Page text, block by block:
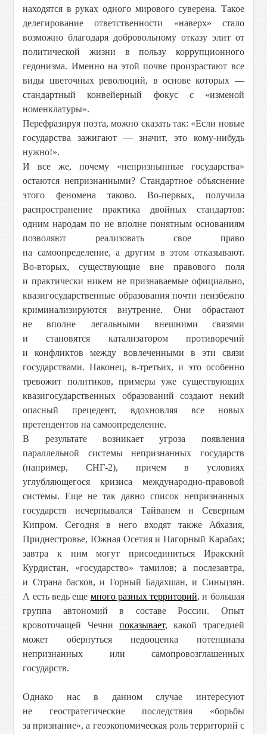
находятся в руках одного мирового суверена. Такое
делегирование ответственности «наверх» стало
возможно благодаря добровольному отказу элит от
политической жизни в пользу коррупционного
гедонизма. Именно на этой почве произрастают все
виды цветочных революций, в основе которых —
стандартный конвейерный фокус с «изменой
номенклатуры».
Перефразируя поэта, можно сказать так: «Если новые
государства зажигают — значит, это кому-нибудь
нужно!».
И все же, почему «непризнынные государства»
остаются непризнанными? Стандартное объяснение
этого феномена таково. Во-первых, получила
распространение практика двойных стандартов:
одним народам по не вполне понятным основаниям
позволяют реализовать свое право
на самоопределение, а другим в этом отказывают.
Во-вторых, существующие вне правового поля
и практически никем не признаваемые официально,
квазигосударственные образования почти неизбежно
криминализируются внутренне. Они обрастают
не вполне легальными внешними связями
и становятся катализатором противоречий
и конфликтов между вовлеченными в эти связи
государствами. Наконец, в-третьих, и это особенно
тревожит политиков, примеры уже существующих
квазигосударственных образований создают некий
опасный прецедент, вдохновляя все новых
претендентов на самоопределение.
В результате возникает угроза появления
параллельной системы непризнанных государств
(например, СНГ-2), причем в условиях
углубляющегося кризиса международно-правовой
системы. Еще не так давно список непризнанных
государств исчерпывался Тайванем и Северным
Кипром. Сегодня в него входят также Абхазия,
Приднестровье, Южная Осетия и Нагорный Карабах;
завтра к ним могут присоединиться Иракский
Курдистан, «государство» тамилов; а послезавтра,
и Страна басков, и Горный Бадахшан, и Синьцзян.
А есть ведь еще много разных территорий, и большая
группа автономий в составе России. Опыт
кровоточащей Чечни показывает, какой трагедией
может обернуться недооценка потенциала
непризнанных или самопровозглашенных
государств.
Однако нас в данном случае интересуют
не геостратегические последствия «борьбы
за признание», а геоэкономическая роль территорий с